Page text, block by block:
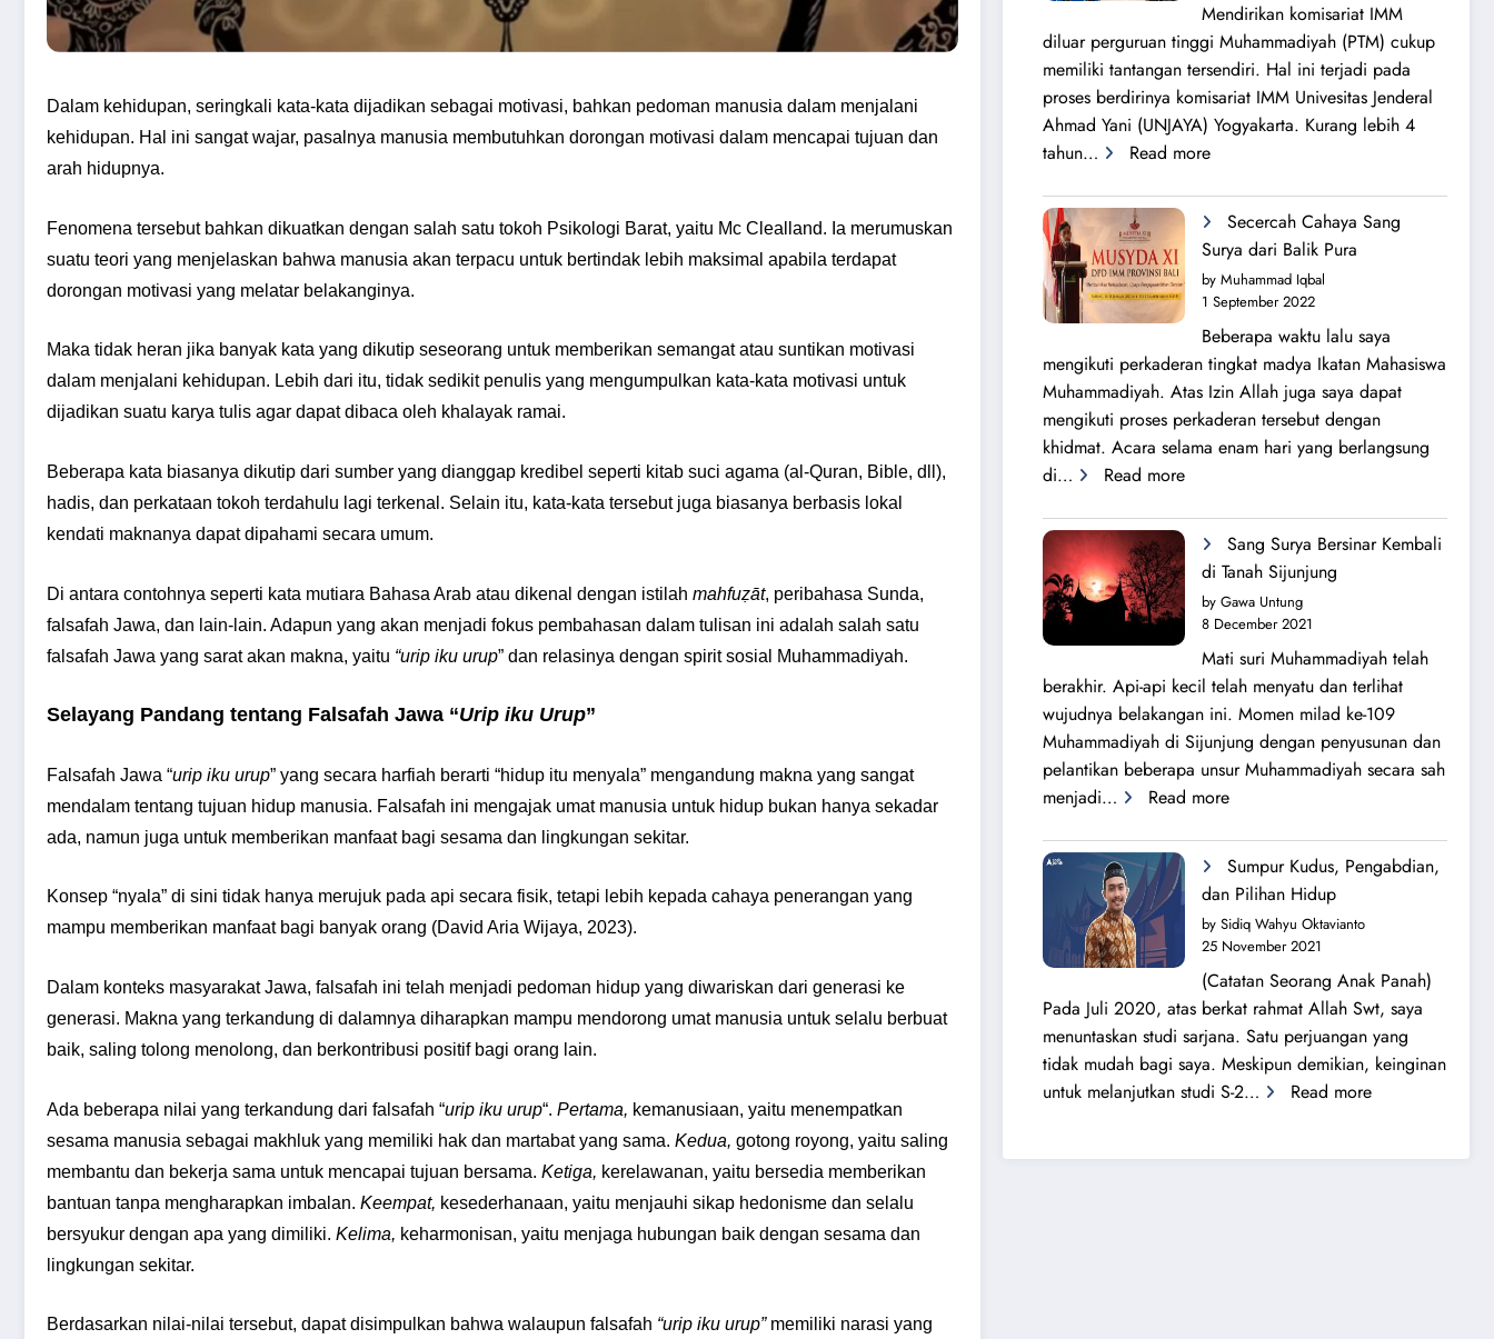
Dalam kehidupan, seringkali kata-kata dijadikan sebagai motivasi, bahkan pedoman manusia dalam menjalani
kehidupan. Hal ini sangat wajar, pasalnya manusia membutuhkan dorongan motivasi dalam mencapai tujuan dan
arah hidupnya.
Fenomena tersebut bahkan dikuatkan dengan salah satu tokoh Psikologi Barat, yaitu Mc Clealland. Ia merumuskan
suatu teori yang menjelaskan bahwa manusia akan terpacu untuk bertindak lebih maksimal apabila terdapat
dorongan motivasi yang melatar belakanginya.
Maka tidak heran jika banyak kata yang dikutip seseorang untuk memberikan semangat atau suntikan motivasi
dalam menjalani kehidupan. Lebih dari itu, tidak sedikit penulis yang mengumpulkan kata-kata motivasi untuk
dijadikan suatu karya tulis agar dapat dibaca oleh khalayak ramai.
Beberapa kata biasanya dikutip dari sumber yang dianggap kredibel seperti kitab suci agama (al-Quran, Bible, dll),
hadis, dan perkataan tokoh terdahulu lagi terkenal. Selain itu, kata-kata tersebut juga biasanya berbasis lokal
kendati maknanya dapat dipahami secara umum.
Di antara contohnya seperti kata mutiara Bahasa Arab atau dikenal dengan istilah mahfuẓāt, peribahasa Sunda,
falsafah Jawa, dan lain-lain. Adapun yang akan menjadi fokus pembahasan dalam tulisan ini adalah salah satu
falsafah Jawa yang sarat akan makna, yaitu “urip iku urup” dan relasinya dengan spirit sosial Muhammadiyah.
Selayang Pandang tentang Falsafah Jawa “Urip iku Urup”
Falsafah Jawa “urip iku urup” yang secara harfiah berarti “hidup itu menyala” mengandung makna yang sangat
mendalam tentang tujuan hidup manusia. Falsafah ini mengajak umat manusia untuk hidup bukan hanya sekadar
ada, namun juga untuk memberikan manfaat bagi sesama dan lingkungan sekitar.
Konsep “nyala” di sini tidak hanya merujuk pada api secara fisik, tetapi lebih kepada cahaya penerangan yang
mampu memberikan manfaat bagi banyak orang (David Aria Wijaya, 2023).
Dalam konteks masyarakat Jawa, falsafah ini telah menjadi pedoman hidup yang diwariskan dari generasi ke
generasi. Makna yang terkandung di dalamnya diharapkan mampu mendorong umat manusia untuk selalu berbuat
baik, saling tolong menolong, dan berkontribusi positif bagi orang lain.
Ada beberapa nilai yang terkandung dari falsafah “urip iku urup“. Pertama, kemanusiaan, yaitu menempatkan
sesama manusia sebagai makhluk yang memiliki hak dan martabat yang sama. Kedua, gotong royong, yaitu saling
membantu dan bekerja sama untuk mencapai tujuan bersama. Ketiga, kerelawanan, yaitu bersedia memberikan
bantuan tanpa mengharapkan imbalan. Keempat, kesederhanaan, yaitu menjauhi sikap hedonisme dan selalu
bersyukur dengan apa yang dimiliki. Kelima, keharmonisan, yaitu menjaga hubungan baik dengan sesama dan
lingkungan sekitar.
Berdasarkan nilai-nilai tersebut, dapat disimpulkan bahwa walaupun falsafah “urip iku urup”memiliki narasi yang
Melbourne
dan
Brisbane
Mendirikan komisariat IMM
diluar perguruan tinggi Muhammadiyah (PTM) cukup
memiliki tantangan tersendiri. Hal ini terjadi pada
proses berdirinya komisariat IMM Univesitas Jenderal
Ahmad Yani (UNJAYA) Yogyakarta. Kurang lebih 4
tahun…
Read more:
Perjuangan
Lahirnya
PK
IMM
Ahmad
Yani
Secercah Cahaya Sang
Surya dari Balik Pura
by Muhammad Iqbal
1 September 2022
Beberapa waktu lalu saya
mengikuti perkaderan tingkat madya Ikatan Mahasiswa
Muhammadiyah. Atas Izin Allah juga saya dapat
mengikuti proses perkaderan tersebut dengan
khidmat. Acara selama enam hari yang berlangsung
di…
Read more:
Sang
Surya
dari
Balik
Pura
Sang Surya Bersinar Kembali
di Tanah Sijunjung
by Gawa Untung
8 December 2021
Mati suri Muhammadiyah telah
berakhir. Api-api kecil telah menyatu dan terlihat
wujudnya belakangan ini. Momen milad ke-109
Muhammadiyah di Sijunjung dengan penyusunan dan
pelantikan beberapa unsur Muhammadiyah secara sah
menjadi…
Read more:
Bersinar
Kembali
di
Sijunjung
Sumpur Kudus, Pengabdian,
dan Pilihan Hidup
by Sidiq Wahyu Oktavianto
25 November 2021
(Catatan Seorang Anak Panah)
Pada Juli 2020, atas berkat rahmat Allah Swt, saya
menuntaskan studi sarjana. Satu perjuangan yang
tidak mudah bagi saya. Meskipun demikian, keinginan
untuk melanjutkan studi S-2…
Read more: